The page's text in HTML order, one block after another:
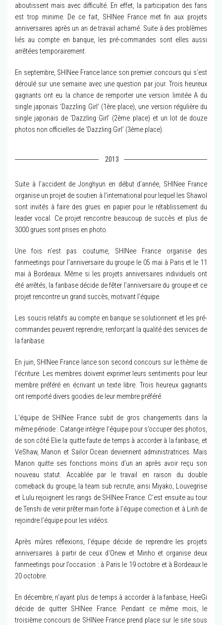
aboutissent mais avec difficulté. En effet, la participation des fans
est trop minime. De ce fait, SHINee France met fin aux projets
anniversaires après un an de travail acharné. Suite à des problèmes
liés au compte en banque, les pré-commandes sont elles aussi
arrêtées temporairement.
En septembre, SHINee France lance son premier concours qui s’est
déroulé sur une semaine avec une question par jour. Trois heureux
gagnants ont eu la chance de remporter une version limitée A du
single japonais ‘Dazzling Girl’ (1ère place), une version régulière du
single japonais de ‘Dazzling Girl’ (2ème place) et un lot de douze
photos non officielles de ‘Dazzling Girl’ (3ème place).
2013
Suite à l’accident de Jonghyun en début d’année, SHINee France
organise un projet de soutien à l’international pour lequel les Shawol
sont invités à faire des grues en papier pour le rétablissement du
leader vocal. Ce projet rencontre beaucoup de succès et plus de
3000 grues sont prises en photo.
Une fois n’est pas coutume, SHINee France organise des
fanmeetings pour l’anniversaire du groupe le 05 mai à Paris et le 11
mai à Bordeaux. Même si les projets anniversaires individuels ont
été arrêtés, la fanbase décide de fêter l’anniversaire du groupe et ce
projet rencontre un grand succès, motivant l’équipe.
Les soucis relatifs au compte en banque se solutionnent et les pré-
commandes peuvent reprendre, renforçant la qualité des services de
la fanbase.
En juin, SHINee France lance son second concours sur le thème de
l’écriture. Les membres doivent exprimer leurs sentiments pour leur
membre préféré en écrivant un texte libre. Trois heureux gagnants
ont remporté divers goodies de leur membre préféré.
L’équipe de SHINee France subit de gros changements dans la
même période : Catange intègre l’équipe pour s’occuper des photos,
de son côté Elie la quitte faute de temps à accorder à la fanbase, et
VeShaw, Manon et Sailor Ocean deviennent administratrices. Mais
Manon quitte ses fonctions moins d’un an après avoir reçu son
nouveau statut. Accablée par le travail en raison du double
comeback du groupe, la team sub recrute, ainsi Miyako, Louvegrise
et Lulu rejoignent les rangs de SHINee France. C’est ensuite au tour
de Tenshi de venir prêter main forte à l’équipe correction et à Linh de
rejoindre l’équipe pour les vidéos.
Après mûres réflexions, l’équipe décide de reprendre les projets
anniversaires à partir de ceux d’Onew et Minho et organise deux
fanmeetings pour l’occasion : à Paris le 19 octobre et à Bordeaux le
20 octobre.
En décembre, n’ayant plus de temps à accorder à la fanbase, HeeGi
décide de quitter SHINee France. Pendant ce même mois, le
troisième concours de SHINee France prend place sur le site sous